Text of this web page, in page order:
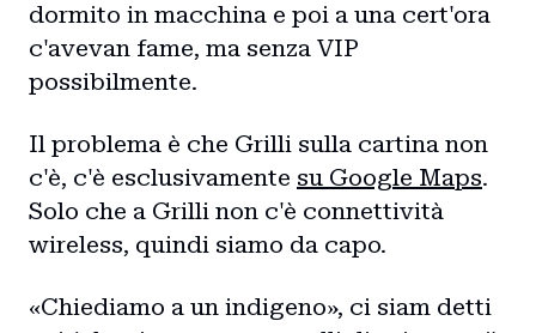
dormito in macchina e poi a una cert'ora
c'avevan fame, ma senza VIP
possibilmente.
Il problema è che Grilli sulla cartina non
c'è, c'è esclusivamente su Google Maps.
Solo che a Grilli non c'è connettività
wireless, quindi siamo da capo.
«Chiediamo a un indigeno», ci siam detti